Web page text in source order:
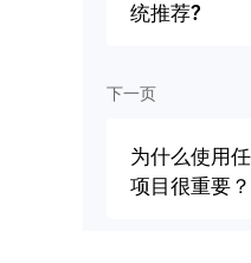
统推荐?
下一页
为什么使用
项目很重要？